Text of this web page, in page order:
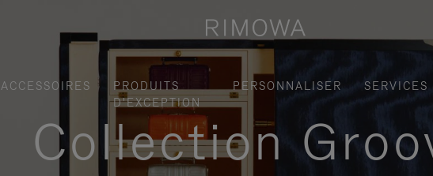
ACCESSOIRES
PRODUITS
D'EXCEPTION
PERSONNALISER SERVICES
Collection